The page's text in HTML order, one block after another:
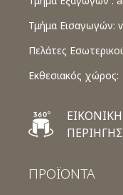
Τμήμα Εισαγωγών:
Πελάτες
Εκθεσιακός χώρος:
ΕΙΚΟΝΙΚΗ
ΠΡΟΪΟΝΤΑ